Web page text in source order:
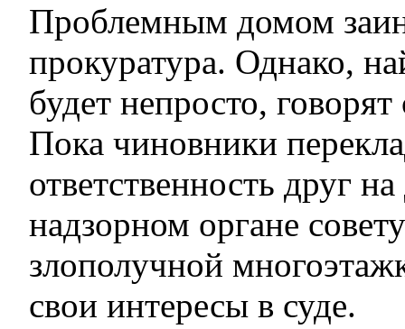
Проблемным домом
прокуратура. Однако,
будет непросто, говорят
Пока чиновники
ответственность друг
надзорном органе
злополучной
свои интересы в суде.